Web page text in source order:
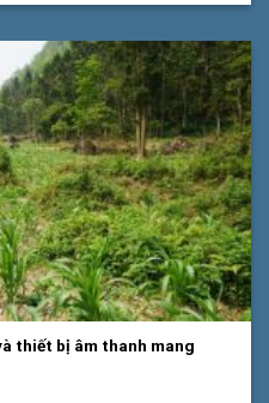
thiết bị âm thanh mang